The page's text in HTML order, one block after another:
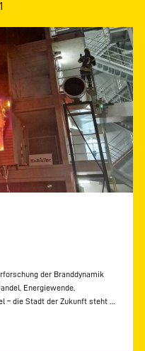
1
der Branddynamik
Energiewende,
– die Stadt der Zukunft steht